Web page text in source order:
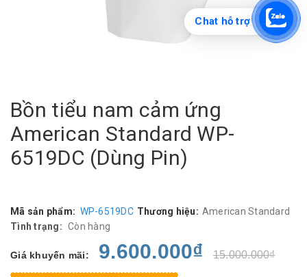
Bồn tiểu nam cảm ứng
American Standard WP-
6519DC (Dùng Pin)
Mã sản phẩm: WP-6519DC Thương hiệu: American Standard
Tình trạng: Còn hàng
Giá khuyến mãi: 9.600.000₫ 15.000.000₫
Chat hỗ trợ